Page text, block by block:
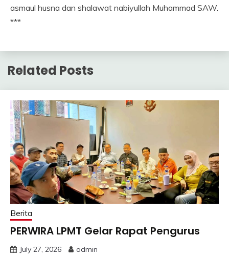
asmaul husna dan shalawat nabiyullah Muhammad SAW.
***
Related Posts
Berita
PERWIRA LPMT Gelar Rapat Pengurus
July 27, 2026 admin